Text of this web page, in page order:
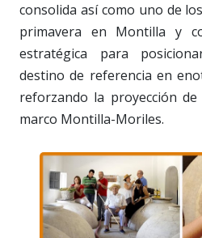
consolida así como uno de
primavera en Montilla y
estratégica para
destino de referencia en
reforzando la proyección
marco Montilla-Moriles.